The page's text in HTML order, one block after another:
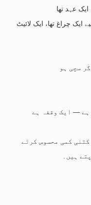
ایک چراغ تھا، ایک لائیٹ
کمی محسوس کرتے
ہیں۔